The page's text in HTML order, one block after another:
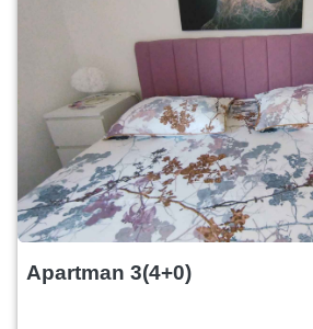
Apartman 3(4+0)